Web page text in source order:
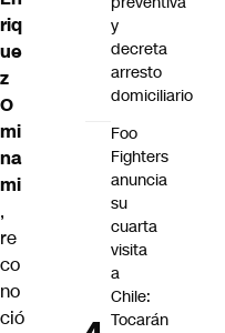
riq
ue
z
O
mi
na
mi
,
re
co
no
ció
y
decreta
arresto
domiciliario
Foo
Fighters
anuncia
su
cuarta
visita
a
Chile:
Tocarán